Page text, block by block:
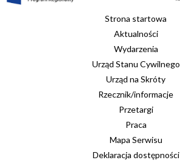
Strona startowa
Aktualności
Wydarzenia
Urząd Stanu Cywilnego
Urząd na Skróty
Rzecznik/informacje
Przetargi
Praca
Mapa Serwisu
Deklaracja dostępności